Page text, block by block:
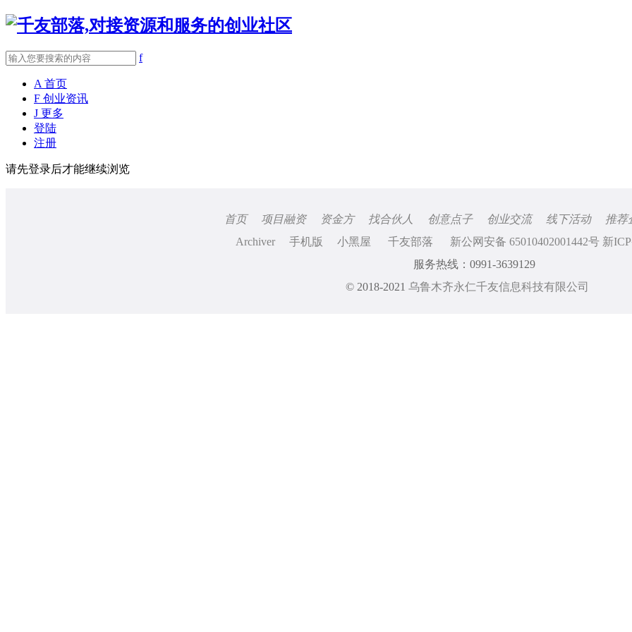
f
A 首页
F 创业资讯
J 更多
登陆
注册
请先登录后才能继续浏览
首页 项目融资 资金方 找合伙人 创意点子 创业交流 线下活动
推荐
Archiver
手机版 小黑屋 千友部落
新公网安备 65010402001442号 新
服务热线：0991-3639129
© 2018-2021 乌鲁木齐永仁千友信息科技有限公司